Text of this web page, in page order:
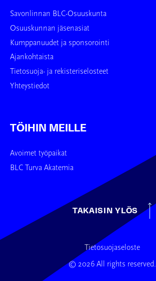
Savonlinnan BLC-Osuuskunta
Osuuskunnan jäsenasiat
Kumppanuudet ja sponsorointi
Ajankohtaista
Tietosuoja- ja rekisteriselosteet
Yhteystiedot
TÖIHIN MEILLE
Avoimet työpaikat
BLC Turva Akatemia
TAKAISIN YLÖS
Tietosuojaseloste
© 2026 All rights reserved.